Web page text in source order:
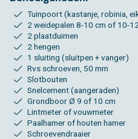
Tuin­poort (kas­tan­je, ro­bi­nia,
2 wei­de­pa­len 8-10 cm of 10-
2 plaat­dui­men
2 hen­gen
1 slui­ting (sluit­pen + van­ger)
Rvs schroe­ven, 50 mm
Slot­bou­ten
Snel­ce­ment (aan­ge­ra­den)
Grond­boor Ø 9 of 10 cm
Lint­me­ter of vouw­me­ter
Paal­ha­mer of hou­ten hamer
Schroe­ven­draai­er